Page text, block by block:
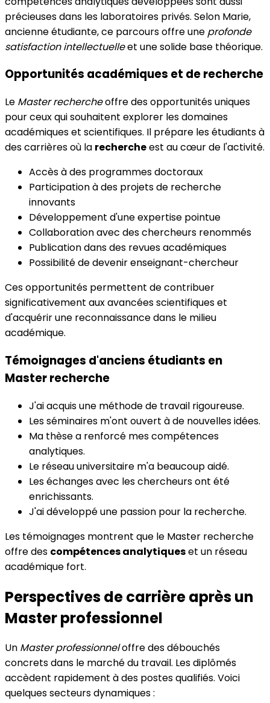
précieuses dans les laboratoires privés. Selon Marie,
ancienne étudiante, ce parcours offre une profonde
satisfaction intellectuelleet une solide base théorique.
Opportunités académiques et de recherche
Le Master rechercheoffre des opportunités uniques
pour ceux qui souhaitent explorer les domaines
académiques et scientifiques. Il prépare les étudiants à
des carrières où la rechercheest au cœur de l'activité.
Accès à des programmes doctoraux
Participation à des projets de recherche
innovants
Développement d'une expertise pointue
Collaboration avec des chercheurs renommés
Publication dans des revues académiques
Possibilité de devenir enseignant-chercheur
Ces opportunités permettent de contribuer
significativement aux avancées scientifiques et
d'acquérir une reconnaissance dans le milieu
académique.
Témoignages d'anciens étudiants en
Master recherche
J'ai acquis une méthode de travail rigoureuse.
Les séminaires m'ont ouvert à de nouvelles idées.
Ma thèse a renforcé mes compétences
analytiques.
Le réseau universitaire m'a beaucoup aidé.
Les échanges avec les chercheurs ont été
enrichissants.
J'ai développé une passion pour la recherche.
Les témoignages montrent que le Master recherche
offre des compétences analytiqueset un réseau
académique fort.
Perspectives de carrière après un
Master professionnel
Un Master professionneloffre des débouchés
concrets dans le marché du travail. Les diplômés
accèdent rapidement à des postes qualifiés. Voici
quelques secteurs dynamiques :